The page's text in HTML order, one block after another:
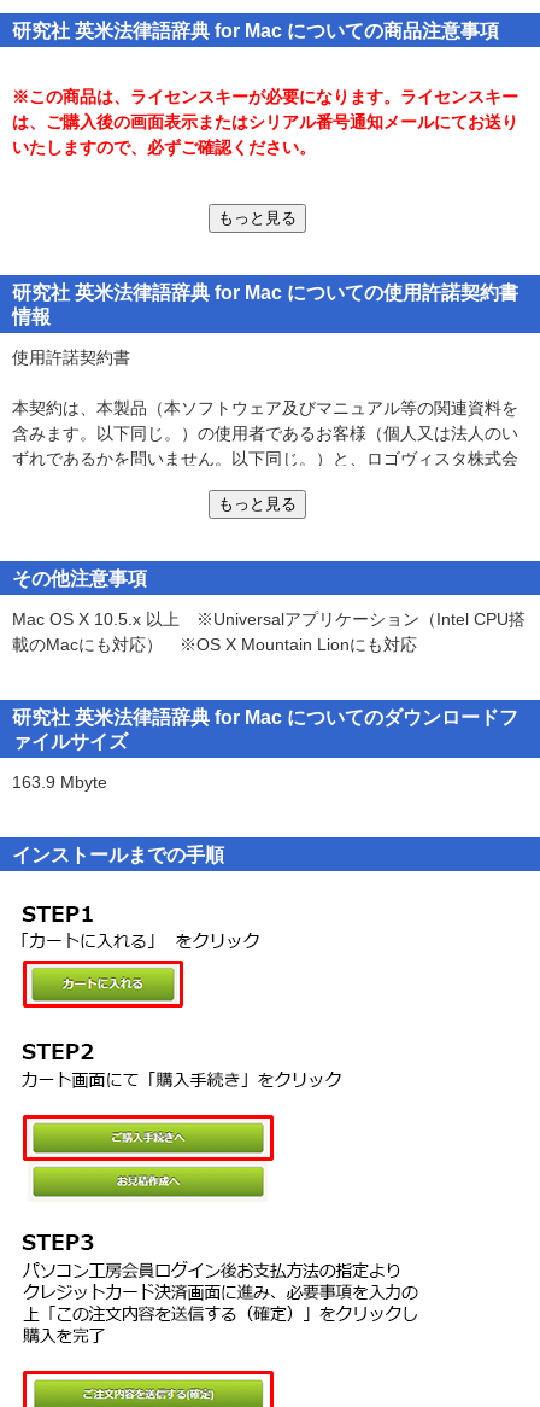
引きやすい小項目主義で、適訳・定訳を完備し、発音・用例・語法
上の注記など、法律語の語学的側面にも配慮。
者、さらには英米の歴史・社会・文学・文化全般に関心をもつ読書
人や翻訳家にとっても、きわめて有益な辞典です。
●非専門家でも専門語の理解を可能にする簡潔な説明
●発音・用例・語法上の注記など、法律語の語学的側面にも配慮
●インクリメンタルサーチ対応
文字を入力すると候補見出し語が表示され、うろ覚えでも単語を
見つけやすい
■LogoVista辞典ブラウザの特長■
http://www.logovista.co.jp/lverp/information/shop/detail/
研究社 英米法律語辞典 for Mac についての商品注意事項
※この商品は、ライセンスキーが必要になります。ライセンスキー
は、ご購入後の画面表示またはシリアル番号通知メールにてお送り
いたしますので、必ずご確認ください。
に生成される「InstallGuide.pdf」をご参照ください。
※ガイドの閲覧には、アドビシステムズ社の「Adobe Reader」が必
要です。
「Adobe Reader」は、
■動作環境■
●対応OS（日本語版）
Mac OS X 10.5.x以上
Universal アプリケーション・Intelプロセッサを搭載したMacにも対
お使いのOSが推奨する環境以上の実装メモリが必要
■アドインの対応アプリケーション■
Microsoft Office Excel = 2011/2004
Microsoft Office PowerPoint = 2011/2004
（全て日本語版）
Office v.X には、Microsoft Office v.X10.1.8セキュリティ更新プログ
※最新の動作環境は下記をご確認下さい
http://www.logovista.co.jp/lverp/information/shop/detail/
■サポート窓口■
ロゴヴィスタ株式会社サポートセンターにてお受け致します。
http://www.logovista.co.jp/lverp/information/support/
トラブルシューティングやご購入前に良くあるご質問の一覧、お問
合せフォームをご用意しています。
FAX ： 042-338-1791 / 電話 ： 042-338-1792
受付時間： 10:00〜12:00、13:00〜17:00 ※土日祝日・ロゴヴィス
タ休業日を除く
もっと見る
研究社 英米法律語辞典 for Mac についての使用許諾契約書
情報
使用許諾契約書
本契約は、本製品（本ソフトウェア及びマニュアル等の関連資料を
含みます。以下同じ。）の使用者であるお客様（個人又は法人のい
ずれであるかを問いません。以下同じ。）と、ロゴヴィスタ株式会
です。本契約の各条項をよくお読みいただき、ご同意いただいた場
ます。お客様が本ソフトウェアをご使用された場合は、本契約の各
条項にご同意いただいたものとみなされます。
ンストールし、使用することができます。
２．前項にかかわらず、本ソフトウェアの使用者がお客様ご自身
（法人の場合は特定の従業員１人）に限られる場合に限り、お客様
は、同時に本ソフトウェアを使用しないという条件で、お客様ご自
ータに本ソフトウェアをインストールし、使用することができま
す。ただし、ロゴヴィスタは、本ソフトウェアをインストールでき
定範囲内に制限することができるものとし、この場合、お客様は、
その技術的制限の範囲内で使用することができるものとします。
第２条（バックアップ）
に限り作成することができます。
第３条（ライセンス認証）
本ソフトウェアのご使用にあたりライセンス認証手続が必要な場合
があります。この場合、お客様は適切にライセンス認証手続を実施
していただくものとします。お客様が適切にライセンス認証手続を
実施されない場合、本ソフトウェアのご使用が制限されることがあ
第４条（辞書、辞典等のコンテンツの使用条件）
１．本ソフトウェアに含まれる辞書、辞典等のコンテンツ（以下
「本件コンテンツ」といいます）に係る著作権その他一切の権利
は、ロゴヴィスタまたは本件コンテンツの提供元に帰属します。
２．お客様は、本件コンテンツの全部または一部を、著作権法上許
された範囲内に限って利用することができるものとし、著作権法上
もっと見る
その他注意事項
Mac OS X 10.5.x 以上 ※Universalアプリケーション（Intel CPU搭
載のMacにも対応） ※OS X Mountain Lionにも対応
研究社 英米法律語辞典 for Mac についてのダウンロードフ
ァイルサイズ
163.9 Mbyte
インストールまでの手順